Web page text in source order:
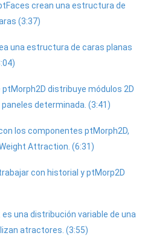
crean una estructura de
(3:37)
una estructura de caras planas
ptMorph2D distribuye módulos 2D
determinada. (3:41)
los componentes ptMorph2D,
Attraction. (6:31)
con historial y ptMorp2D
una distribución variable de una
atractores. (3:55)